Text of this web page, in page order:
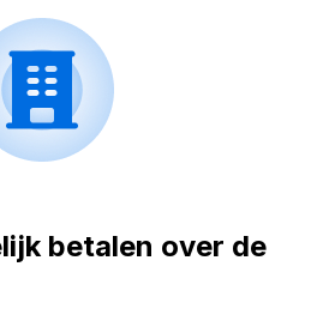
betalen over de